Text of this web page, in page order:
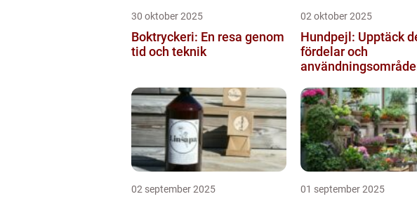
30 oktober 2025
Boktryckeri: En resa genom
tid och teknik
02 oktober 2025
Hundpejl: Upptäck
fördelar och
02 september 2025 01 september 2025